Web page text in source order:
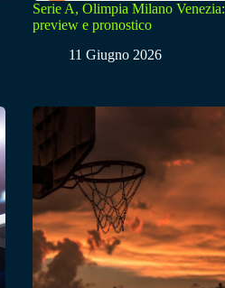
Serie A, Olimpia Milano Venezia:
preview e pronostico
11 Giugno 2026